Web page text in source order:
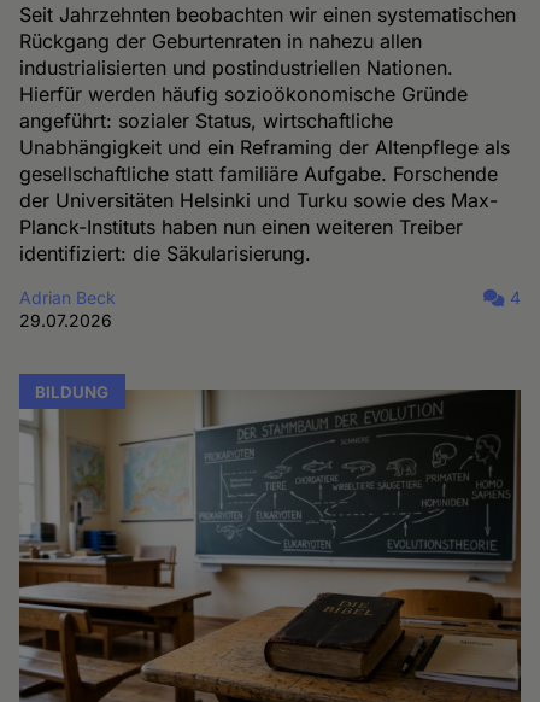
Seit Jahrzehnten beobachten wir einen systematischen
Rückgang der Geburtenraten in nahezu allen
industrialisierten und postindustriellen Nationen.
Hierfür werden häufig sozioökonomische Gründe
angeführt: sozialer Status, wirtschaftliche
Unabhängigkeit und ein Reframing der Altenpflege als
gesellschaftliche statt familiäre Aufgabe. Forschende
der Universitäten Helsinki und Turku sowie des Max-
Planck-Instituts haben nun einen weiteren Treiber
identifiziert: die Säkularisierung.
Adrian Beck
29.07.2026
4
BILDUNG